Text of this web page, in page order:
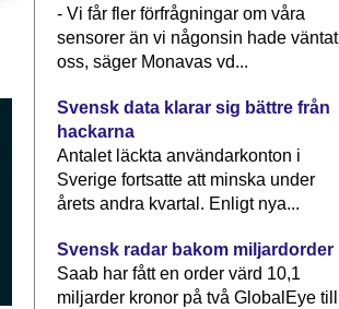
- Vi får fler förfrågningar om våra
sensorer än vi någonsin hade väntat
oss, säger Monavas vd...
Svensk data klarar sig bättre från
hackarna
Antalet läckta användarkonton i
Sverige fortsatte att minska under
årets andra kvartal. Enligt nya...
Svensk radar bakom miljardorder
Saab har fått en order värd 10,1
miljarder kronor på två GlobalEye till